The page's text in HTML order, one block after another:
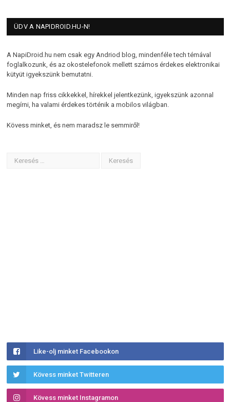
ÜDV A NAPIDROID.HU-N!
A NapiDroid.hu nem csak egy Andriod blog, mindenféle tech témával
foglalkozunk, és az okostelefonok mellett számos érdekes elektronikai
kütyüt igyekszünk bemutatni.
Minden nap friss cikkekkel, hírekkel jelentkezünk, igyekszünk azonnal
megírni, ha valami érdekes történik a mobilos világban.
Kövess minket, és nem maradsz le semmiről!
Like-olj minket Facebookon
Kövess minket Twitteren
Kövess minket Instagramon